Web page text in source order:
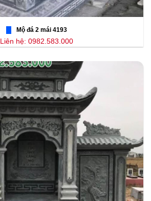
Mộ đá 2 mái 4193
Liên hệ: 0982.583.000